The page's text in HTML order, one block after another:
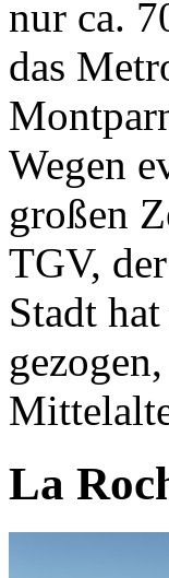
nur ca.
das
Wegen
großen
TGV,
Stadt
La